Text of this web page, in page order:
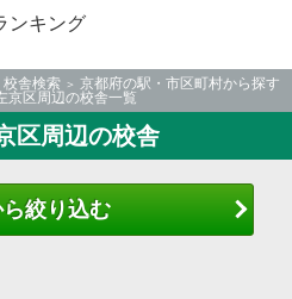
ンキング
校舎検索
京都府の駅・市区町村から探す
京区周辺の校舎一覧
区周辺の校舎
ら絞り込む